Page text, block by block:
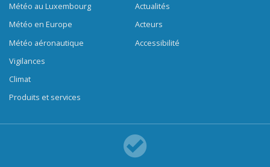
Météo au Luxembourg
Météo en Europe
Météo aéronautique
Vigilances
Climat
Produits et services
Actualités
Acteurs
Accessibilité